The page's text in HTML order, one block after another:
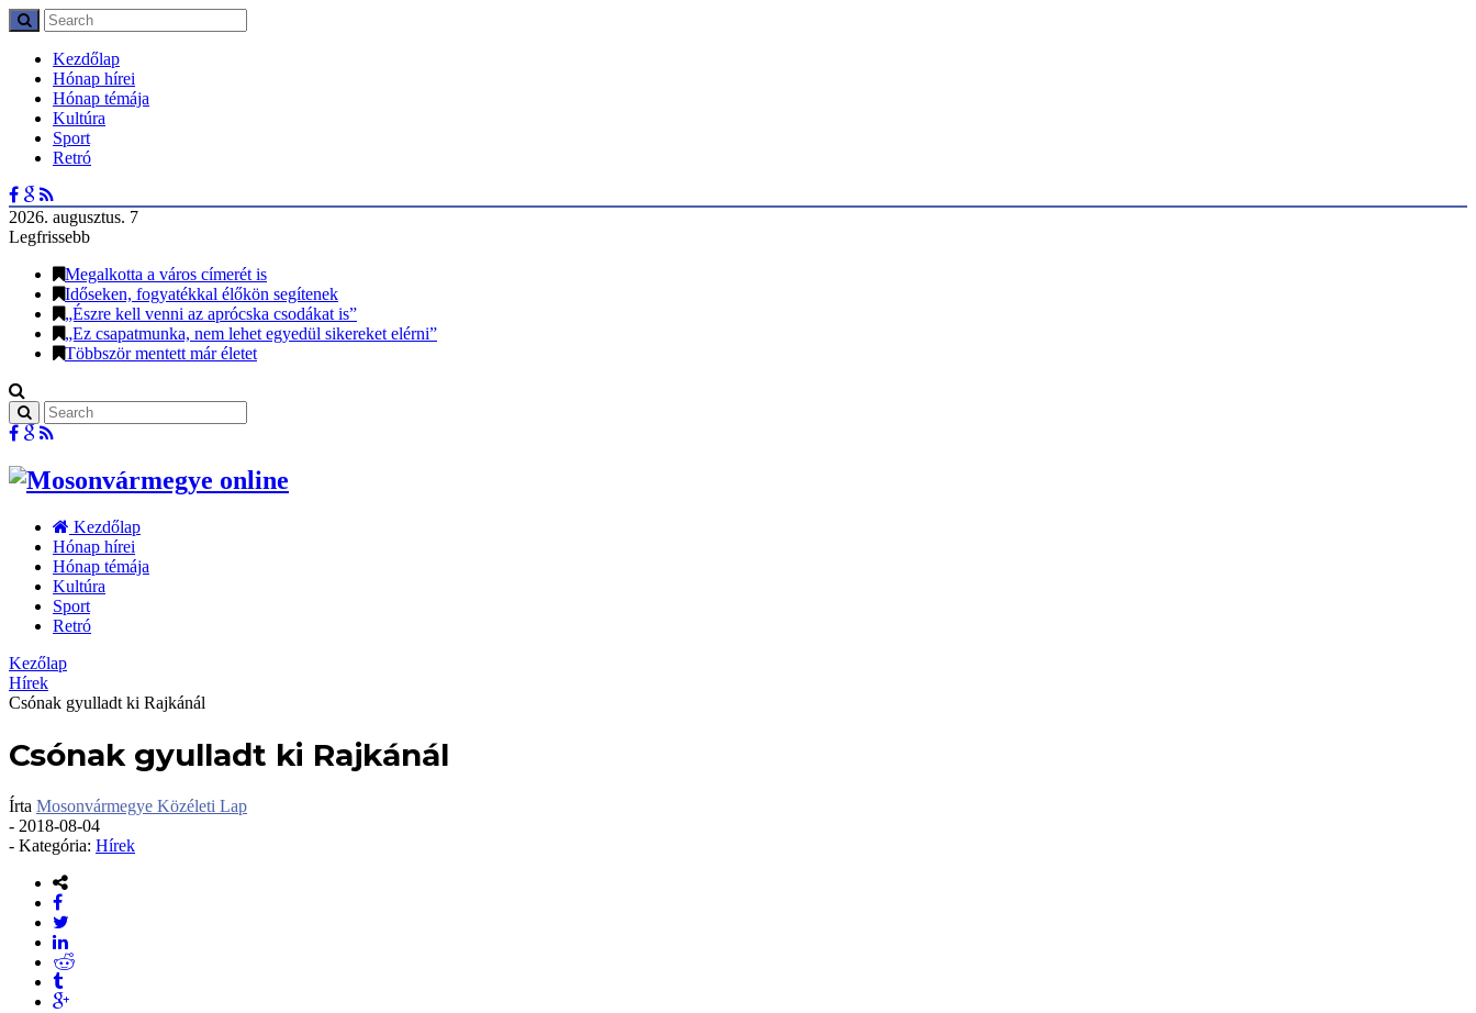
Kezdőlap
Hónap hírei
Hónap témája
Kultúra
Sport
Retró
2026. augusztus. 7
Legfrissebb
Megalkotta a város címerét is
Időseken, fogyatékkal élőkön segítenek
„Észre kell venni az aprócska csodákat is”
„Ez csapatmunka, nem lehet egyedül sikereket elérni”
Többször mentett már életet
Kezdőlap
Hónap hírei
Hónap témája
Kultúra
Sport
Retró
Kezőlap
Hírek
Csónak gyulladt ki Rajkánál
Csónak gyulladt ki Rajkánál
Írta Mosonvármegye Közéleti Lap
- 2018-08-04
- Kategória: Hírek